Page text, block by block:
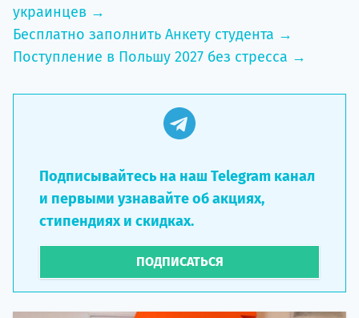
украинцев →
Бесплатно заполнить Анкету студента →
Поступление в Польшу 2027 без стресса →
Подписывайтесь на наш Telegram канал
и первыми узнавайте об акциях,
стипендиях и скидках.
ПОДПИСАТЬСЯ